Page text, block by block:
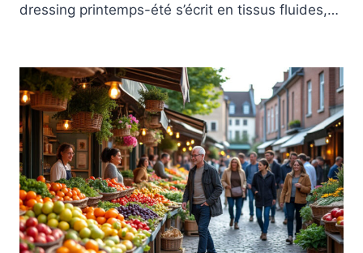
dressing printemps-été s’écrit en tissus fluides,…